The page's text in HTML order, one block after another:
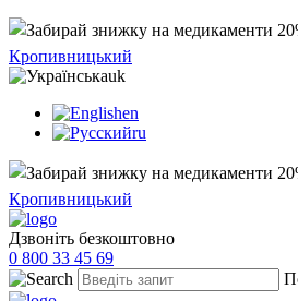
Кропивницький
uk
en
ru
Кропивницький
Дзвоніть безкоштовно
0 800 33 45 69